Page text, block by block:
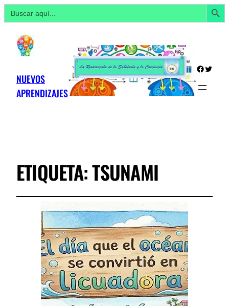
Buscar: Botón de
NUEVOS
APRENDIZAJES
Twitter
ETIQUETA:TSUNAMI